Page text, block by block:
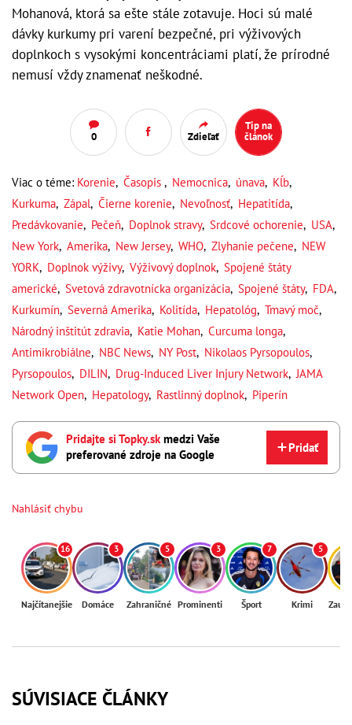
Mohanová, ktorá sa ešte stále zotavuje. Hoci sú malé
dávky kurkumy pri varení bezpečné, pri výživových
doplnkoch s vysokými koncentráciami platí, že prírodné
nemusí vždy znamenať neškodné.
0 Zdieľať
Tip na
článok
Viac o téme: Korenie, Časopis , Nemocnica, únava, Kĺb,
Kurkuma, Zápal, Čierne korenie, Nevoľnosť, Hepatitída,
Predávkovanie, Pečeň, Doplnok stravy, Srdcové ochorenie, USA,
New York, Amerika, New Jersey, WHO, Zlyhanie pečene, NEW
YORK, Doplnok výživy, Výživový doplnok, Spojené štáty
americké, Svetová zdravotnícka organizácia, Spojené štáty, FDA,
Kurkumín, Severná Amerika, Kolitída, Hepatológ, Tmavý moč,
Národný inštitút zdravia, Katie Mohan, Curcuma longa,
Antimikrobiálne, NBC News, NY Post, Nikolaos Pyrsopoulos,
Pyrsopoulos, DILIN, Drug-Induced Liver Injury Network, JAMA
Network Open, Hepatology, Rastlinný doplnok, Piperín
Pridajte si Topky.skmedzi Vaše
preferované zdroje na Google
Pridať
Nahlásiť chybu
16
Najčítanejšie
3
Domáce
5
Zahraničné
3
Prominenti
7
Šport
5
Krimi
SÚVISIACE ČLÁNKY